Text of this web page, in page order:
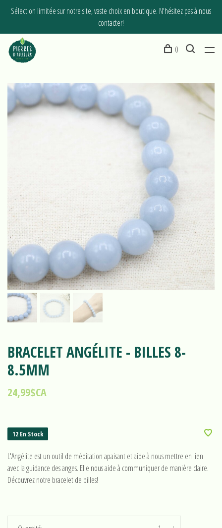
Sélection limitée sur notre site, vaste choix en boutique. N'hésitez pas à nous
contacter!
0
BRACELET ANGÉLITE - BILLES 8-
8.5MM
24,99$CA
12 En Stock
L'Angélite est un outil de méditation apaisant et aide à nous mettre en lien
avec la guidance des anges. Elle nous aide à communiquer de manière claire.
Découvrez notre bracelet de billes!